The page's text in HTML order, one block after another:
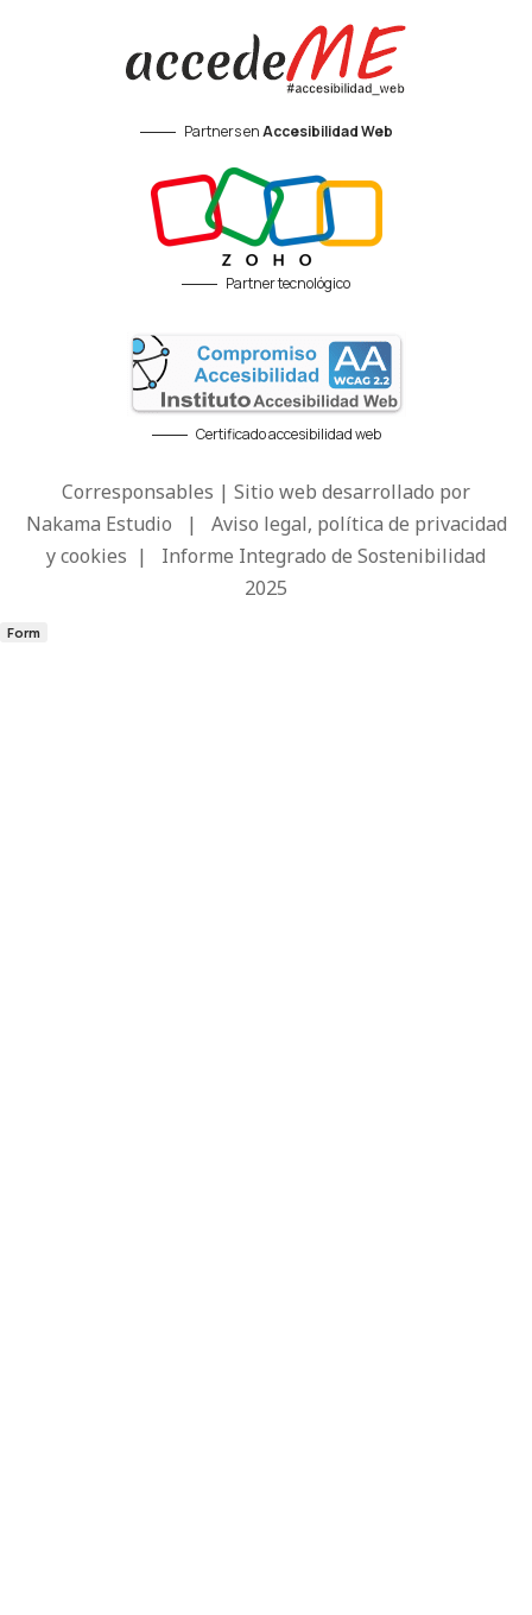
Partners enAccesibilidad Web
Partner tecnológico
Certificado accesibilidad web
Corresponsables | Sitio web desarrollado por
Nakama Estudio | Aviso legal, política de privacidad
y cookies | Informe Integrado de Sostenibilidad
2025
Form